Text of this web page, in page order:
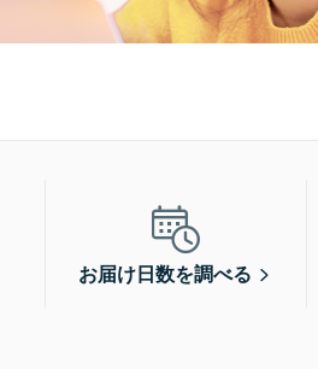
お届け日数を調べる